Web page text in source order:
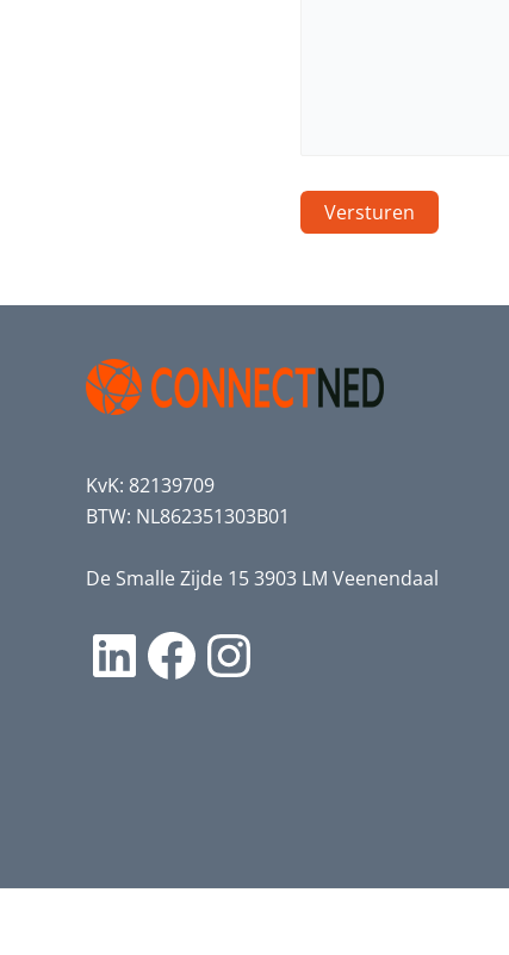
KvK: 82139709
BTW: NL862351303B01
De Smalle Zijde 15 3903 LM Veenendaal
LinkedIn
Facebook
Instagram